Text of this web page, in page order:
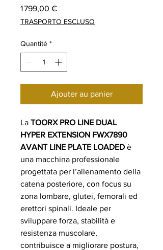
1 799,00 €Prix
TRASPORTO ESCLUSO
Quantité *
Ajouter au panier
La TOORX PRO LINE DUAL
HYPER EXTENSION FWX7890
AVANT LINE PLATE LOADED è
una macchina professionale
progettata per l’allenamento della
catena posteriore, con focus su
zona lombare, glutei, femorali ed
erettori spinali. Ideale per
sviluppare forza, stabilità e
resistenza muscolare,
contribuisce a migliorare postura,